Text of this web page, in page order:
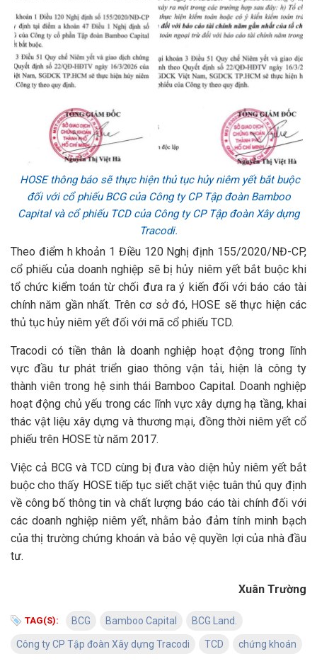
HOSE thông báo sẽ thực hiện thủ tục hủy niêm yết bắt buộc
đối với cổ phiếu BCG của Công ty CP Tập đoàn Bamboo
Capital và cổ phiếu TCD của Công ty CP Tập đoàn Xây dựng
Tracodi.
Theo điểm h khoản 1 Điều 120 Nghị định 155/2020/NĐ-CP,
cổ phiếu của doanh nghiệp sẽ bị hủy niêm yết bắt buộc khi
tổ chức kiểm toán từ chối đưa ra ý kiến đối với báo cáo tài
chính năm gần nhất. Trên cơ sở đó, HOSE sẽ thực hiện các
thủ tục hủy niêm yết đối với mã cổ phiếu TCD.
Tracodi có tiền thân là doanh nghiệp hoạt động trong lĩnh
vực đầu tư phát triển giao thông vận tải, hiện là công ty
thành viên trong hệ sinh thái Bamboo Capital. Doanh nghiệp
hoạt động chủ yếu trong các lĩnh vực xây dựng hạ tầng, khai
thác vật liệu xây dựng và thương mại, đồng thời niêm yết cổ
phiếu trên HOSE từ năm 2017.
Việc cả BCG và TCD cùng bị đưa vào diện hủy niêm yết bắt
buộc cho thấy HOSE tiếp tục siết chặt việc tuân thủ quy định
về công bố thông tin và chất lượng báo cáo tài chính đối với
các doanh nghiệp niêm yết, nhằm bảo đảm tính minh bạch
của thị trường chứng khoán và bảo vệ quyền lợi của nhà đầu
tư.
Xuân Trường
TAG(S): BCG Bamboo Capital BCG Land.
Công ty CP Tập đoàn Xây dựng Tracodi TCD chứng khoán